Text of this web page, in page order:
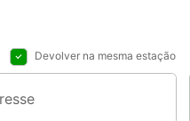
Devolver na mesma estação